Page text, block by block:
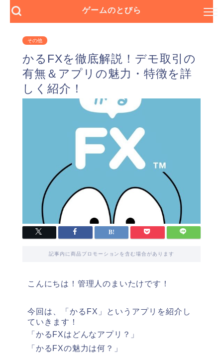
ゲームのとびら
その他
かるFXを徹底解説！デモ取引の
有無＆アプリの魅力・特徴を詳
しく紹介！
記事内に商品プロモーションを含む場合があります
こんにちは！管理人のまいたけです！
今回は、「かるFX」というアプリを紹介し
ていきます！
「かるFXはどんなアプリ？」
「かるFXの魅力は何？」